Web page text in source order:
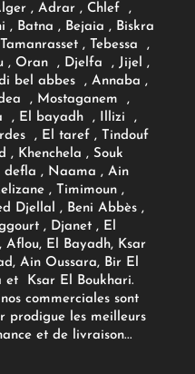
, Adrar, Chlef ,
, Batna , Bejaia , Biskra
, Tebessa ,
, Oran , Djelfa , Jijel ,
bel abbes , Annaba ,
, Mostaganem ,
, El bayadh , Illizi ,
, El taref , Tindouf
, Khenchela , Souk
, Naama , Ain
, Timimoun ,
Djellal , Beni Abbès ,
, Djanet , El
El Bayadh, Ksar
Ain Oussara, Bir El
et Ksar El Boukhari.
commerciales sont
prodigue les meilleurs
et de livraison...